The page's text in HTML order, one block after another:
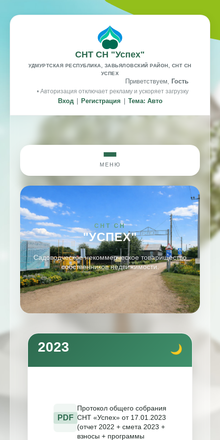
СНТ СН "Успех"
УДМУРТСКАЯ РЕСПУБЛИКА, ЗАВЬЯЛОВСКИЙ РАЙОН, СНТ СН
УСПЕХ
Приветствуем, Гость
• Авторизация отключает рекламу и ускоряет загрузку
Вход Регистрация Тема: Авто
МЕНЮ
СНТ СН
"УСПЕХ"
Садоводческое некоммерческое товарищество
собственников недвижимости.
2023
PDF
Протокол общего собрания
СНТ «Успех» от 17.01.2023
(отчет 2022 + смета 2023 +
взносы + программы